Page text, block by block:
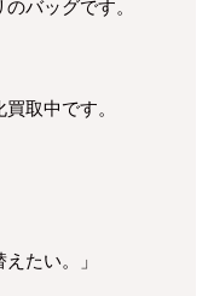
バッグです。
取中です。
たい。」